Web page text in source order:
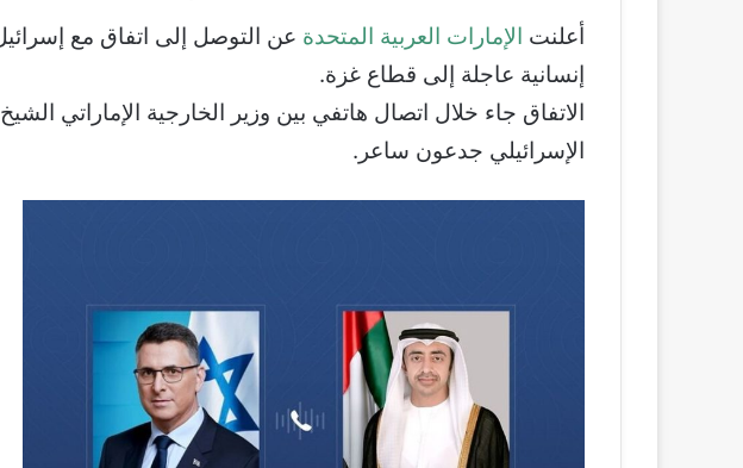
أعلنت الإمارات العربية المتحدة عن التوصل إلى اتفاق مع
إنسانية عاجلة إلى قطاع غزة.
الاتفاق جاء خلال اتصال هاتفي بين وزير الخارجية الإماراتي
الإسرائيلي جدعون ساعر.